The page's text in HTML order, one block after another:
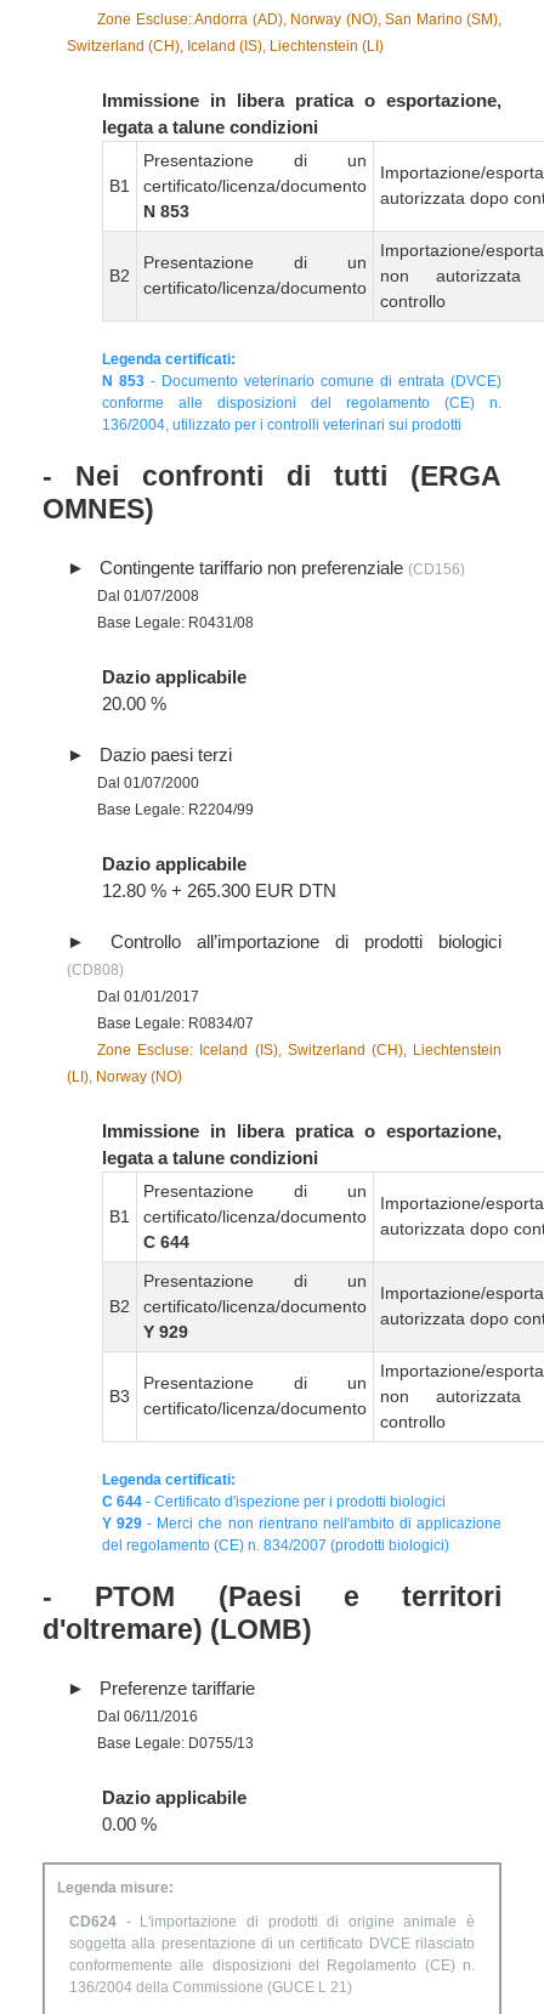
Zone Escluse: Andorra (AD), Norway (NO), San Marino (SM),
Switzerland (CH), Iceland (IS), Liechtenstein (LI)
Immissione in libera pratica o esportazione,
legata a talune condizioni
B1
Presentazione di un
certificato/licenza/documento
N 853
Importazione/
autorizzata dopo
B2
Presentazione di un
certificato/licenza/documento
Importazione/
non autorizzata
controllo
Legenda certificati:
N 853 - Documento veterinario comune di entrata (DVCE)
conforme alle disposizioni del regolamento (CE) n.
136/2004, utilizzato per i controlli veterinari sui prodotti
- Nei confronti di tutti (ERGA
OMNES)
Contingente tariffario non preferenziale (CD156)
Dal 01/07/2008
Base Legale: R0431/08
Dazio applicabile
20.00 %
Dazio paesi terzi
Dal 01/07/2000
Base Legale: R2204/99
Dazio applicabile
12.80 % + 265.300 EUR DTN
Controllo all’importazione di prodotti biologici
(CD808)
Dal 01/01/2017
Base Legale: R0834/07
Zone Escluse: Iceland (IS), Switzerland (CH), Liechtenstein
(LI), Norway (NO)
Immissione in libera pratica o esportazione,
legata a talune condizioni
B1
Presentazione di un
certificato/licenza/documento
C 644
Importazione/
autorizzata dopo
B2
Presentazione di un
certificato/licenza/documento
Y 929
Importazione/
autorizzata dopo
B3
Presentazione di un
certificato/licenza/documento
Importazione/
non autorizzata
controllo
Legenda certificati:
C 644 - Certificato d'ispezione per i prodotti biologici
Y 929 - Merci che non rientrano nell'ambito di applicazione
del regolamento (CE) n. 834/2007 (prodotti biologici)
- PTOM (Paesi e territori
d'oltremare) (LOMB)
Preferenze tariffarie
Dal 06/11/2016
Base Legale: D0755/13
Dazio applicabile
0.00 %
Legenda misure:
CD624 - L'importazione di prodotti di origine animale è
soggetta alla presentazione di un certificato DVCE rilasciato
conformemente alle disposizioni del Regolamento (CE) n.
136/2004 della Commissione (GUCE L 21)